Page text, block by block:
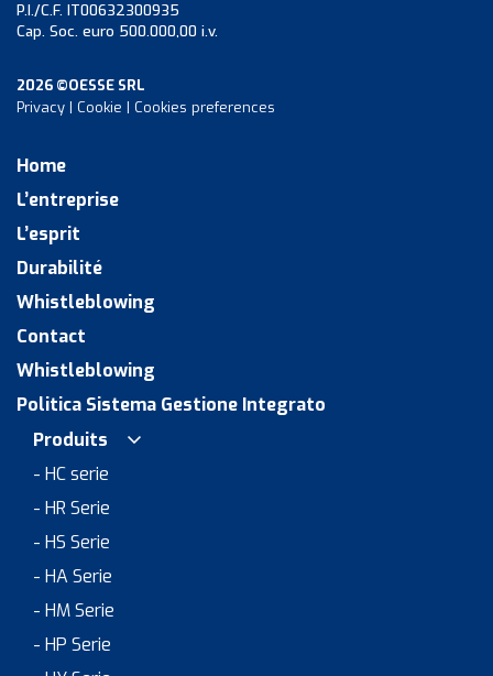
P.I./C.F. IT00632300935
Cap. Soc. euro 500.000,00 i.v.
2026 ©OESSE SRL
Privacy | Cookie | Cookies preferences
Home
L’entreprise
L’esprit
Durabilité
Whistleblowing
Contact
Whistleblowing
Politica Sistema Gestione Integrato
Produits
- HC serie
- HR Serie
- HS Serie
- HA Serie
- HM Serie
- HP Serie